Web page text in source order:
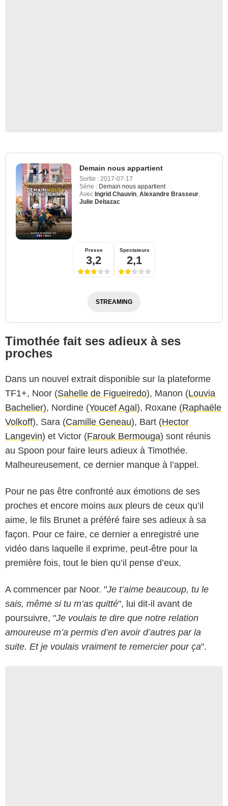
Demain nous appartient
Sortie : 2017-07-17
Série : Demain nous appartient
Avec Ingrid Chauvin Alexandre Brasseur
Julie Debazac
Presse
3,2
Spectateurs
2,1
STREAMING
Timothée fait ses adieux à ses
proches
Dans un nouvel extrait disponible sur la plateforme
TF1+, Noor (Sahelle de Figueiredo), Manon (Louvia
Bachelier), Nordine (Youcef Agal), Roxane (Raphaële
Volkoff), Sara (Camille Geneau), Bart (Hector
Langevin) et Victor (Farouk Bermouga) sont réunis
au Spoon pour faire leurs adieux à Timothée.
Malheureusement, ce dernier manque à l’appel.
Pour ne pas être confronté aux émotions de ses
proches et encore moins aux pleurs de ceux qu’il
aime, le fils Brunet a préféré faire ses adieux à sa
façon. Pour ce faire, ce dernier a enregistré une
vidéo dans laquelle il exprime, peut-être pour la
première fois, tout le bien qu’il pense d’eux.
A commencer par Noor. "Je t’aime beaucoup, tu le
sais, même si tu m’as quitté", lui dit-il avant de
poursuivre, "Je voulais te dire que notre relation
amoureuse m’a permis d’en avoir d’autres par la
suite. Et je voulais vraiment te remercier pour ça".